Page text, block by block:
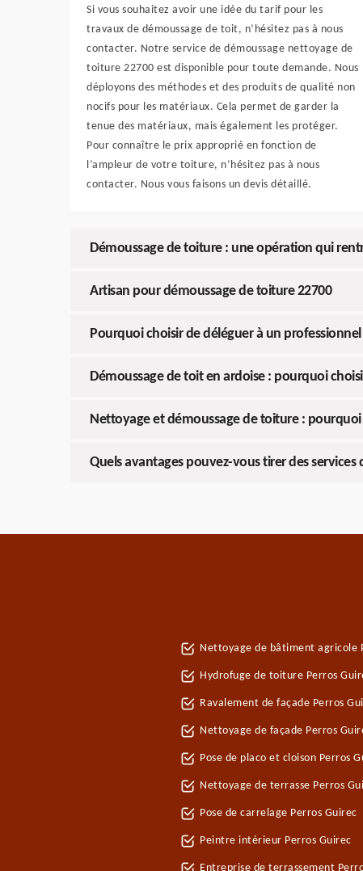
Si vous souhaitez avoir une idée du tarif pour les
travaux de démoussage de toit, n’hésitez pas à nous
contacter. Notre service de démoussage nettoyage de
toiture 22700 est disponible pour toute demande. Nous
déployons des méthodes et des produits de qualité non
nocifs pour les matériaux. Cela permet de garder la
tenue des matériaux, mais également les protéger.
Pour connaître le prix approprié en fonction de
l’ampleur de votre toiture, n’hésitez pas à nous
contacter. Nous vous faisons un devis détaillé.
Démoussage de toiture : une opération qui
Artisan pour démoussage de toiture 22700
Pourquoi choisir de déléguer à un
Démoussage de toit en ardoise : pourquoi
Nettoyage et démoussage de toiture : pourquoi
Quels avantages pouvez-vous tirer des services
Nettoyage de bâtiment agricole
Hydrofuge de toiture Perros
Ravalement de façade Perros
Nettoyage de façade Perros
Pose de placo et cloison Perros
Nettoyage de terrasse Perros
Pose de carrelage Perros Guirec
Peintre intérieur Perros Guirec
Entreprise de terrassement